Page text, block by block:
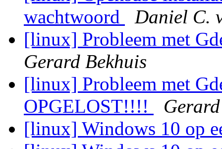
wachtwoord
Daniel C.
[linux] Probleem met
Gerard Bekhuis
[linux] Probleem met
OPGELOST!!!!
[linux] Windows 10 op